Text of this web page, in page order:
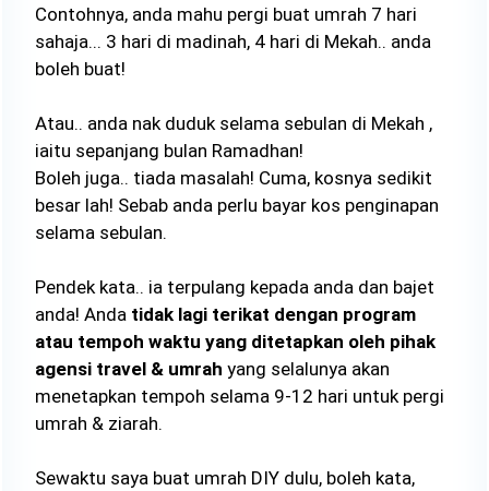
Contohnya, anda mahu pergi buat umrah 7 hari
sahaja... 3 hari di madinah, 4 hari di Mekah.. anda
boleh buat!
Atau.. anda nak duduk selama sebulan di Mekah ,
iaitu sepanjang bulan Ramadhan!
Boleh juga.. tiada masalah! Cuma, kosnya sedikit
besar lah! Sebab anda perlu bayar kos penginapan
selama sebulan.
Pendek kata.. ia terpulang kepada anda dan bajet
anda! Anda tidak lagi terikat dengan program
atau tempoh waktu yang ditetapkan oleh pihak
agensi travel & umrah yang selalunya akan
menetapkan tempoh selama 9-12 hari untuk pergi
umrah & ziarah.
Sewaktu saya buat umrah DIY dulu, boleh kata,